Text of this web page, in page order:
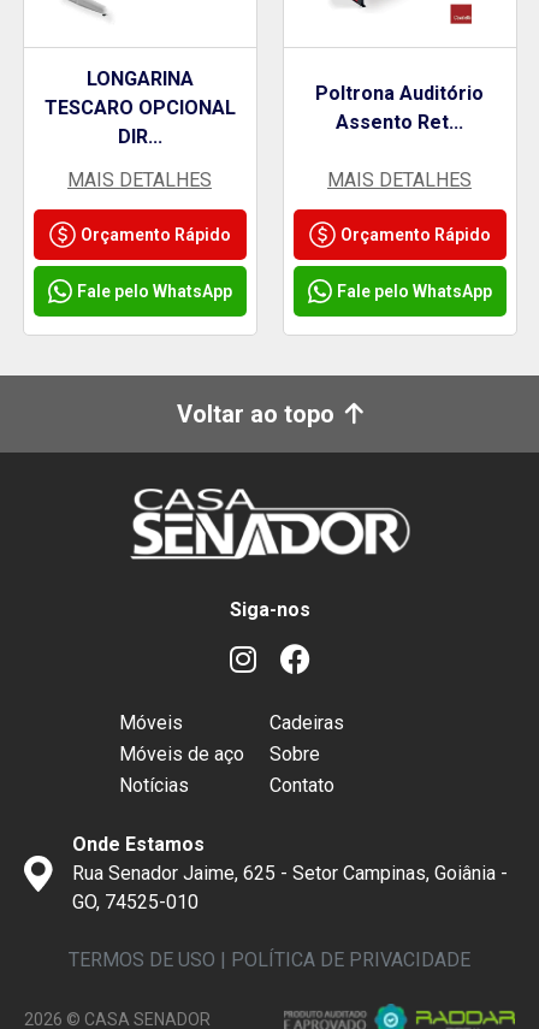
LONGARINA
TESCARO OPCIONAL
DIR...
MAIS DETALHES
Orçamento Rápido
Fale pelo WhatsApp
Poltrona Auditório
Assento Ret...
MAIS DETALHES
Orçamento Rápido
Fale pelo WhatsApp
Voltar ao topo
Siga-nos
Móveis
Cadeiras
Móveis de aço
Sobre
Notícias
Contato
Onde Estamos
Rua Senador Jaime, 625 - Setor Campinas, Goiânia -
GO, 74525-010
TERMOS DE USO | POLÍTICA DE PRIVACIDADE
2026 © CASA SENADOR